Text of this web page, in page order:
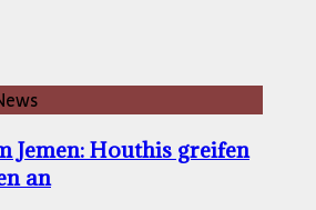
Jemen: Houthis greifen
an